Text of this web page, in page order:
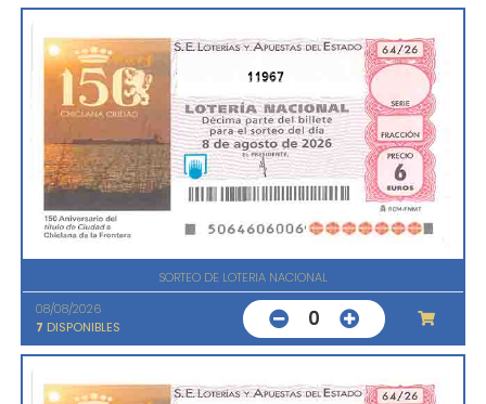
11967
SORTEO DE LOTERIA NACIONAL
08/08/2026
7 DISPONIBLES 0